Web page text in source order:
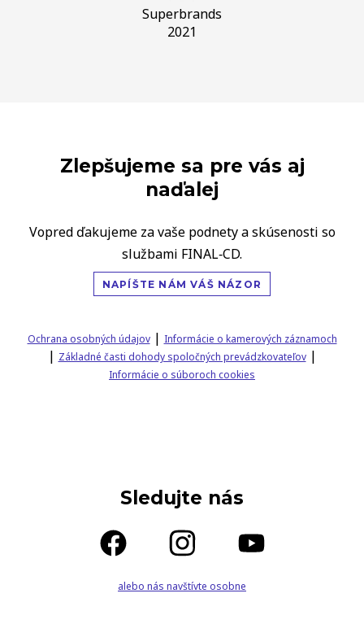
Superbrands
2021
Zlepšujeme sa pre vás aj
naďalej
Vopred ďakujeme za vaše podnety a skúsenosti so
službami FINAL‑CD.
NAPÍŠTE NÁM VÁŠ NÁZOR
Ochrana osobných údajov| Informácie o kamerových záznamoch
| Základné časti dohody spoločných prevádzkovateľov|
Informácie o súboroch cookies
Sledujte nás
alebo nás navštívte osobne